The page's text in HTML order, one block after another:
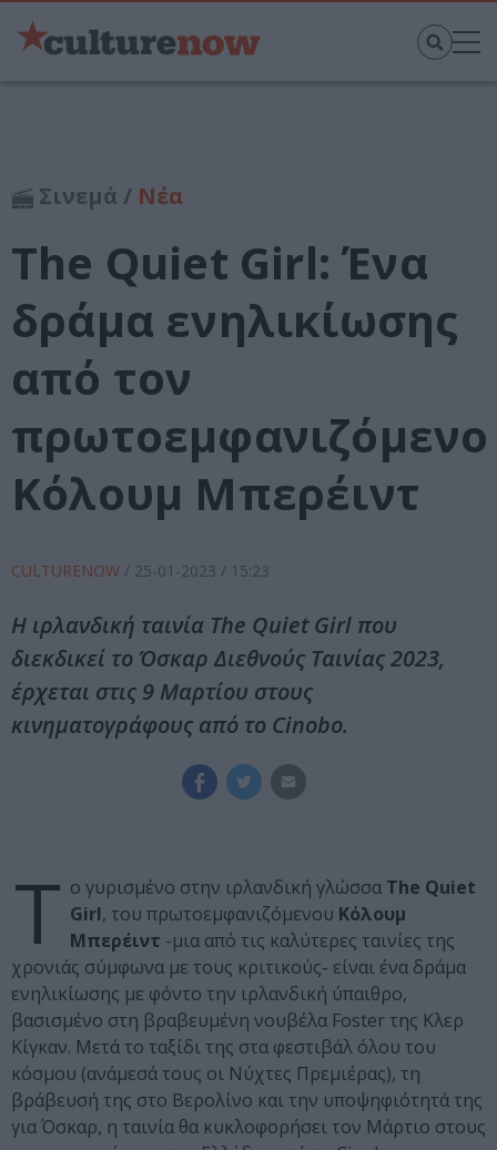
Σινεμά / Νέα
The Quiet Girl: Ένα
δράμα ενηλικίωσης
από τον
πρωτοεμφανιζόμενο
Κόλουμ Μπερέιντ
CULTURENOW / 25-01-2023 / 15:23
Η ιρλανδική ταινία The Quiet Girl που
διεκδικεί το Όσκαρ Διεθνούς Ταινίας 2023,
έρχεται στις 9 Μαρτίου στους
κινηματογράφους από το Cinobo.
Τ ο γυρισμένο στην ιρλανδική γλώσσα The Quiet
Girl, του πρωτοεμφανιζόμενου Κόλουμ
Μπερέιντ -μια από τις καλύτερες ταινίες της
χρονιάς σύμφωνα με τους κριτικούς- είναι ένα δράμα
ενηλικίωσης με φόντο την ιρλανδική ύπαιθρο,
βασισμένο στη βραβευμένη νουβέλα Foster της Κλερ
Κίγκαν. Μετά το ταξίδι της στα φεστιβάλ όλου του
κόσμου (ανάμεσά τους οι Νύχτες Πρεμιέρας), τη
βράβευσή της στο Βερολίνο και την υποψηφιότητά της
για Όσκαρ, η ταινία θα κυκλοφορήσει τον Μάρτιο στους